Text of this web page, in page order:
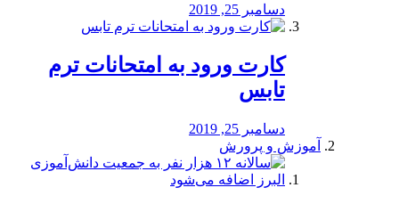
دسامبر 25, 2019
کارت ورود به امتحانات ترم
تابس
دسامبر 25, 2019
آموزش و پرورش